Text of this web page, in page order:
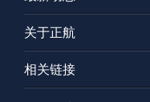
关于正航
相关链接